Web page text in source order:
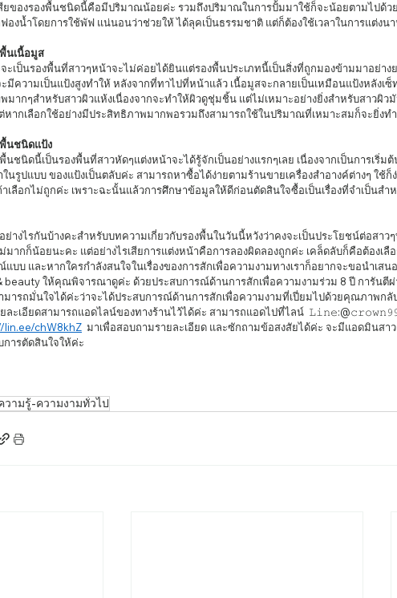
ยของรองพื้นชนิดนี้คือมีปริมาณน้อยค่ะ รวมถึงปริมาณในการปั้มมาใช้ก็จะน้อยตามไปด้วย
องน้ำโดยการใช้พัฟ แน่นอนว่าช่วยให้ ได้ลุคเป็นธรรมชาติ แต่ก็ต้องใช้เวลาในการแต่งน
นเนื้อมูส
มีความเป็นแป้งสูงทำให้ หลังจากที่ทาไปที่หน้าแล้ว เนื้อมูสจะกลายเป็นเหมือนแป้งหลังเ
มากๆสำหรับสาวผิวแห้งเนื่องจากจะทำให้ผิวดูชุ่มชิ้น แต่ไม่เหมาะอย่างยิ่งสำหรับสาวผิว
หากเลือกใช้อย่างมีประสิทธิภาพมากพอรวมถึงสามารถใช้ในปริมาณที่เหมาะสมก็จะยิ่งท
นชนิดแป้ง
นรูปแบบ ของแป้งเป็นตลับค่ะ สามารถหาซื้อได้ง่ายตามร้านขายเครื่องสำอางค์ต่างๆ ใช้ก็
เลือกไม่ถูกค่ะ เพราะฉะนั้นแล้วการศึกษาข้อมูลให้ดีก่อนตัดสินใจซื้อเป็นเรื่องที่จำเป็นสำ
มากก็น้อยนะคะ แต่อย่างไรเสียการแต่งหน้าคือการลองผิดลองถูกค่ะ เคล็ดลับก็คือต้องเลื
บบ และหากใครกำลังสนใจในเรื่องของการสักเพื่อความงามทางเราก็อยากจะขอนำเส
beauty ให้คุณพิจารณาดูค่ะ ด้วยประสบการณ์ด้านการสักเพื่อความงามร่วม 8 ปี การันตีผ่
ารถมั่นใจได้ค่ะว่าจะได้ประสบการณ์ด้านการสักเพื่อความงามที่เปี่ยมไปด้วยคุณภาพก
ละเอียดสามารถแอดไลน์ของทางร้านไว้ได้ค่ะ สามารถแอดไปที่ไลน์
chW8khZ
มาเพื่อสอบถามรายละเอียด และซักถามข้อสงสัยได้ค่ะ จะมีแอดมินส
บการตัดสินใจให้ค่ะ
ามรู้-ความงามทั่วไป